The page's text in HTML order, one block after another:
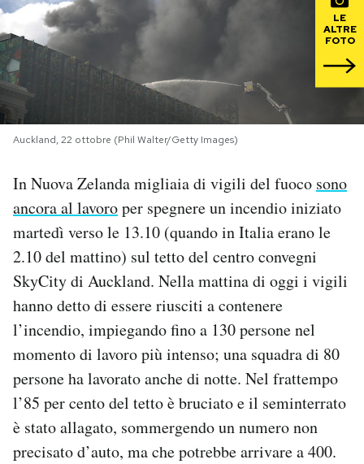
NEWSLETTER
I MIEI PREFERITI
SHOP
CALENDARIO
AREA PERSONALE
Area Personale
Newsletter
Notifiche mobile
Regala il Post
Hai bisogno di aiuto?
LE
ALTRE
FOTO
Auckland, 22 ottobre (Phil Walter/Getty Images)
In Nuova Zelanda migliaia di vigili del fuoco sono
ancora al lavoroper spegnere un incendio iniziato
martedì verso le 13.10 (quando in Italia erano le
2.10 del mattino) sul tetto del centro convegni
SkyCity di Auckland. Nella mattina di oggi i vigili
hanno detto di essere riusciti a contenere
l’incendio, impiegando fino a 130 persone nel
momento di lavoro più intenso; una squadra di 80
persone ha lavorato anche di notte. Nel frattempo
l’85 per cento del tetto è bruciato e il seminterrato
è stato allagato, sommergendo un numero non
precisato d’auto, ma che potrebbe arrivare a 400.